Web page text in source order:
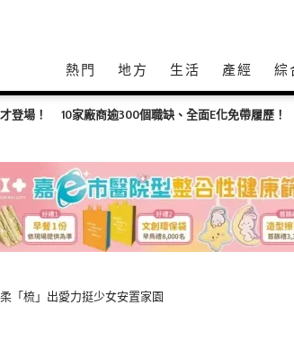
熱門 地方 生活 產經 綜
登場！ 10家廠商逾300個職缺、全面E化免帶履歷！
「梳」出愛力挺少女安置家園